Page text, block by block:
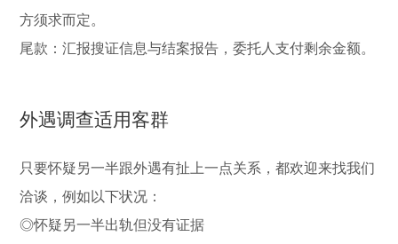
方须求而定。
尾款：汇报搜证信息与结案报告，委托人支付剩余金额。
外遇调查适用客群
只要怀疑另一半跟外遇有扯上一点关系，都欢迎来找我们
洽谈，例如以下状况：
◎怀疑另一半出轨但没有证据